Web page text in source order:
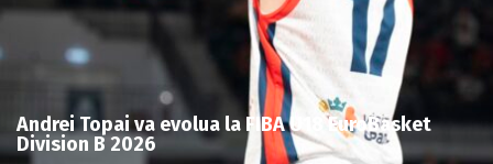
Andrei Topai va evolua la FIBA U18 EuroBasket
Division B 2026